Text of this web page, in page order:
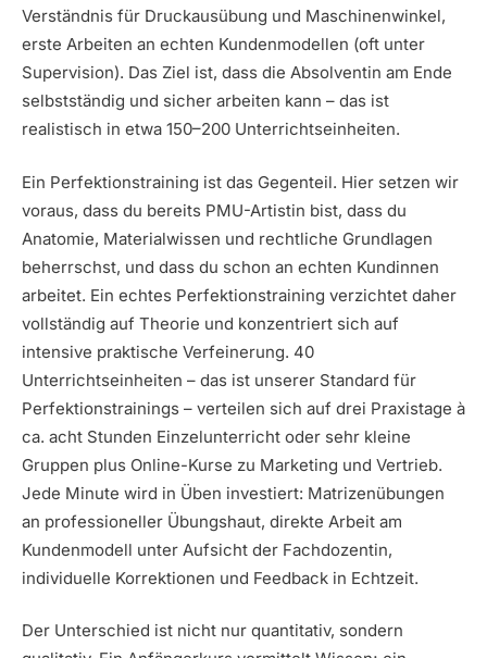
Verständnis für Druckausübung und Maschinenwinkel,
erste Arbeiten an echten Kundenmodellen (oft unter
Supervision). Das Ziel ist, dass die Absolventin am Ende
selbstständig und sicher arbeiten kann – das ist
realistisch in etwa 150–200 Unterrichtseinheiten.
Ein Perfektionstraining ist das Gegenteil. Hier setzen wir
voraus, dass du bereits PMU-Artistin bist, dass du
Anatomie, Materialwissen und rechtliche Grundlagen
beherrschst, und dass du schon an echten Kundinnen
arbeitet. Ein echtes Perfektionstraining verzichtet daher
vollständig auf Theorie und konzentriert sich auf
intensive praktische Verfeinerung. 40
Unterrichtseinheiten – das ist unserer Standard für
Perfektionstrainings – verteilen sich auf drei Praxistage à
ca. acht Stunden Einzelunterricht oder sehr kleine
Gruppen plus Online-Kurse zu Marketing und Vertrieb.
Jede Minute wird in Üben investiert: Matrizenübungen
an professioneller Übungshaut, direkte Arbeit am
Kundenmodell unter Aufsicht der Fachdozentin,
individuelle Korrektionen und Feedback in Echtzeit.
Der Unterschied ist nicht nur quantitativ, sondern